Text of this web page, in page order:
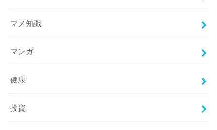
マメ知識
マンガ
健康
投資